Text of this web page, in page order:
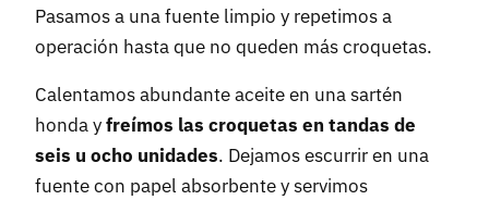
Pasamos a una fuente limpio y repetimos a
operación hasta que no queden más croquetas.
Calentamos abundante aceite en una sartén
honda yfreímos las croquetas en tandas de
seis u ocho unidades. Dejamos escurrir en una
fuente con papel absorbente y servimos